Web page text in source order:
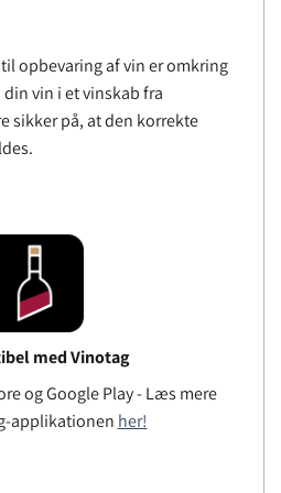
opbevaring af vin er omkring
vin i et vinskab fra
sikker på, at den korrekte
med Vinotag
og Google Play - Læs mere
applikationen her!